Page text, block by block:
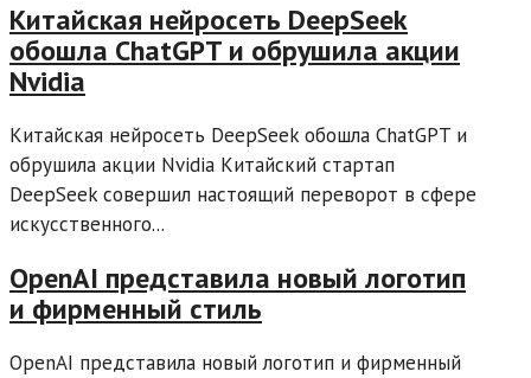
Китайская нейросеть DeepSeek
обошла ChatGPT и обрушила акции
Nvidia
Китайская нейросеть DeepSeek обошла ChatGPT и
обрушила акции Nvidia Китайский стартап
DeepSeek совершил настоящий переворот в сфере
искусственного...
OpenAI представила новый логотип
и фирменный стиль
OpenAI представила новый логотип и фирменный